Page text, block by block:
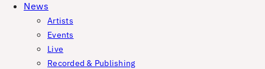
News
Artists
Events
Live
Recorded & Publishing